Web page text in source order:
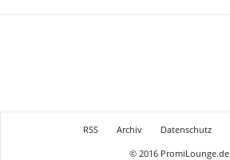
RSS Archiv Datenschutz
© 2016 PromiLounge.de